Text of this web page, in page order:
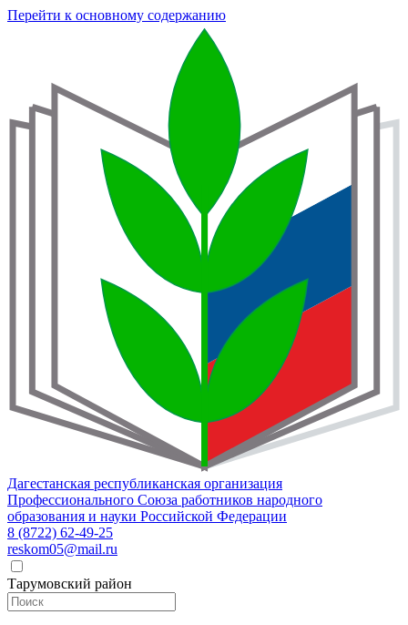
Перейти к основному содержанию
Дагестанская республиканская организация
Профессионального Союза работников народного
образования и науки Российской Федерации
8 (8722) 62-49-25
reskom05@mail.ru
Тарумовский район